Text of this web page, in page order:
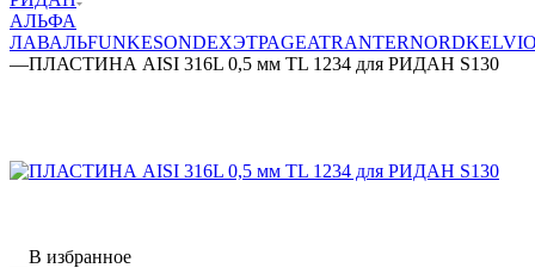
АЛЬФА
ЛАВАЛЬFUNKESONDEXЭТРАGEATRANTERNORD
—ПЛАСТИНА AISI 316L 0,5 мм TL 1234 для РИДАН S130
В избранное